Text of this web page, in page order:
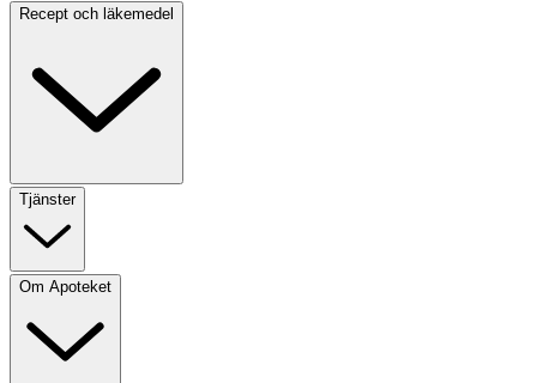
Recept och läkemedel
Tjänster
Om Apoteket